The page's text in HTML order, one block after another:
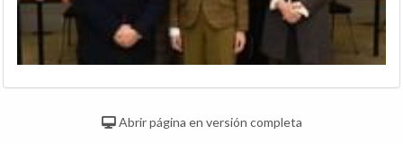
Abrir página en versión completa